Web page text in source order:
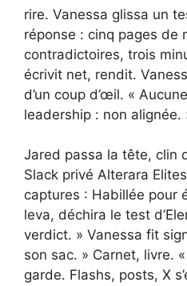
rire. Vanessa glissa un
réponse : cinq pages de
contradictoires, trois
écrivit net, rendit.
d’un coup d’œil. «
leadership : non alignée.
Jared passa la tête, clin
Slack privé Alterara
captures : Habillée pour
leva, déchira le test
verdict. » Vanessa fit
son sac. » Carnet, livre.
garde. Flashs, posts, X